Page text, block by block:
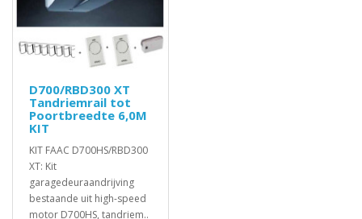
D700/RBD300 XT
Tandriemrail tot
Poortbreedte 6,0M
KIT
KIT FAAC D700HS/RBD300
XT: Kit
garagedeuraandrijving
bestaande uit high-speed
motor D700HS, tandriem..